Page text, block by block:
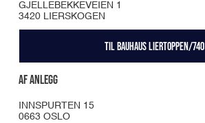
GJELLEBEKKEVEIEN 1
3420 LIERSKOGEN
TIL BAUHAUS LIERTOPPEN/740
AF ANLEGG
INNSPURTEN 15
0663 OSLO